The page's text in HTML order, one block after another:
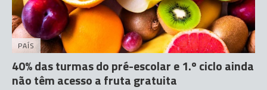
PAÍS
40% das turmas do pré-escolar e 1.º ciclo ainda
não têm acesso a fruta gratuita